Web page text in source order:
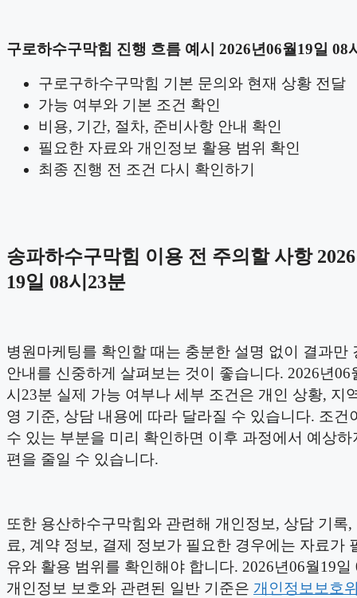
구로하수구막힘 진행 흐름 예시 2026년06월19일 08
구로구하수구막힘 기본 문의와 현재 상황 전달
가능 여부와 기본 조건 확인
비용, 기간, 절차, 준비사항 안내 확인
필요한 자료와 개인정보 활용 범위 확인
최종 진행 전 조건 다시 확인하기
송파하수구막힘 이용 전 주의할 사항
19일 08시23분
병원마케팅를 확인할 때는 충분한 설명 없이 결과만
안내를 신중하게 살펴보는 것이 좋습니다. 2026년06
시23분 실제 가능 여부나 세부 조건은 개인 상황, 지
영 기준, 상담 내용에 따라 달라질 수 있습니다. 조건
수 있는 부분을 미리 확인하면 이후 과정에서 예상하
편을 줄일 수 있습니다.
또한 용산하수구막힘와 관련해 개인정보, 상담 기록,
료, 계약 정보, 결제 정보가 필요한 경우에는 자료가
유와 활용 범위를 확인해야 합니다. 2026년06월19일
개인정보 보호와 관련된 일반 기준은 개인정보보호